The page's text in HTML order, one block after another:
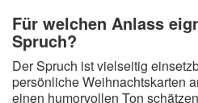
Für welchen Anlass
Spruch?
Der Spruch ist vielseitig
persönliche Weihnachtskarten
einen humorvollen Ton